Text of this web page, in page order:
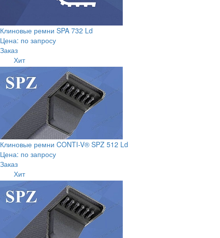
Клиновые ремни SPA 732 Ld
Цена: по запросу
Заказ
Хит
Клиновые ремни CONTI-V® SPZ 512 Ld
Цена: по запросу
Заказ
Хит